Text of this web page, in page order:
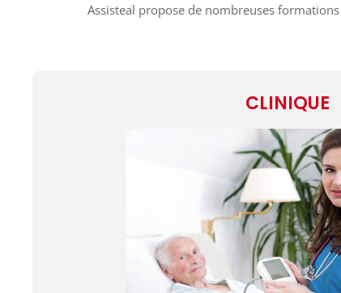
Assisteal propose de nombreuses
CLINIQUE